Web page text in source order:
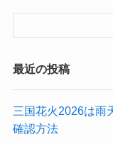
最近の投稿
三国花火2026は雨
確認方法